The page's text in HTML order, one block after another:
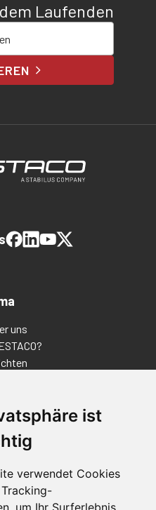
ist
verwendet Cookies
um Ihr Surferlebnis
Laufenden
uns